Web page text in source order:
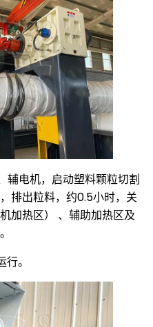
辅电机，启动塑料颗粒切割
排出粒料，约0.5小时，关
加热区） 、辅助加热区及
。